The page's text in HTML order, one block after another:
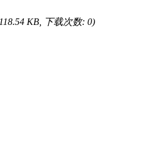
KB, 下载次数: 0)